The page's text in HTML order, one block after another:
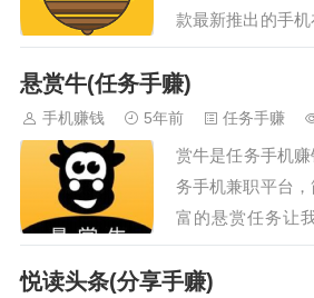
款最新推出的手
任务平台app为用
线网络兼职软件，
在线完成任务，赚
欢迎用户下载使
径：在雇英台手
务（下载注册任
务、微小程序任务
悬赏牛(任务手赚)
手机赚钱 5年前 任务手赚
赏牛是任务手机
务手机兼职平台
富的悬赏任务让
择，涵盖多个方
自己的工作内容
悦读头条(分享手赚)